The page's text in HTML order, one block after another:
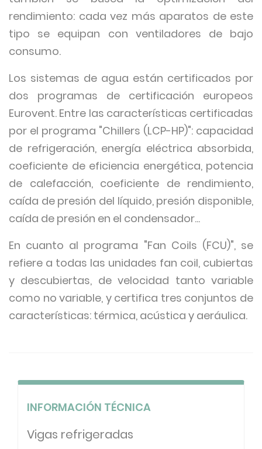
rendimiento: cada vez más aparatos de este
tipo se equipan con ventiladores de bajo
consumo.
Los sistemas de agua están certificados por
dos programas de certificación europeos
Eurovent. Entre las características certificadas
por el programa "Chillers (LCP-HP)": capacidad
de refrigeración, energía eléctrica absorbida,
coeficiente de eficiencia energética, potencia
de calefacción, coeficiente de rendimiento,
caída de presión del líquido, presión disponible,
caída de presión en el condensador...
En cuanto al programa "Fan Coils (FCU)", se
refiere a todas las unidades fan coil, cubiertas
y descubiertas, de velocidad tanto variable
como no variable, y certifica tres conjuntos de
características: térmica, acústica y aeráulica.
INFORMACIÓN TÉCNICA
Vigas refrigeradas